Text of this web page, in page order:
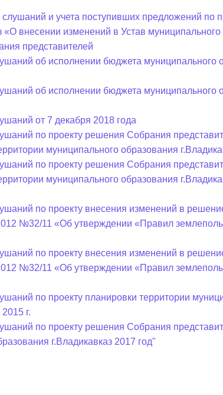
Выборы 2026и учета поступивших предложений по
«О внесении изменений в Устав
представителей
об исполнении бюджета муниципального
об исполнении бюджета муниципального
от 7 декабря 2018 года
по проекту решения Собрания
муниципального образования
по проекту решения Собрания
муниципального образования
по проекту внесения изменений в
№32/11 «Об утверждении «Правил
по проекту внесения изменений в
№32/11 «Об утверждении «Правил
по проекту планировки территории
г.
по проекту решения Собрания
г.Владикавказ 2017 год"